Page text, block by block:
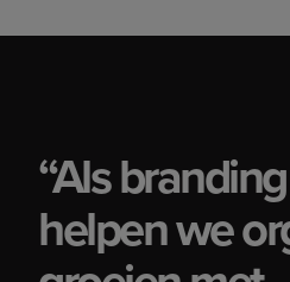
“Als
helpen we